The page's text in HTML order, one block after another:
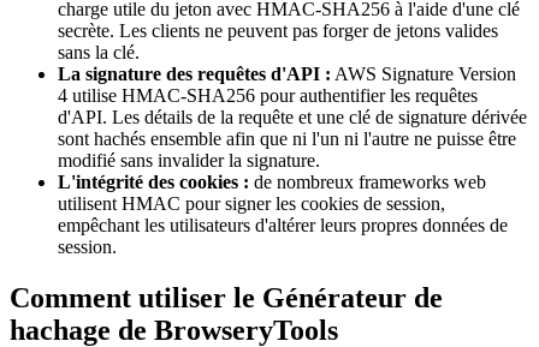
charge utile du jeton avec HMAC-SHA256 à l'aide d'une clé
secrète. Les clients ne peuvent pas forger de jetons valides
sans la clé.
La signature des requêtes d'API : AWS Signature Version
4 utilise HMAC-SHA256 pour authentifier les requêtes
d'API. Les détails de la requête et une clé de signature dérivée
sont hachés ensemble afin que ni l'un ni l'autre ne puisse être
modifié sans invalider la signature.
L'intégrité des cookies : de nombreux frameworks web
utilisent HMAC pour signer les cookies de session,
empêchant les utilisateurs d'altérer leurs propres données de
session.
Comment utiliser le Générateur de
hachage de BrowseryTools